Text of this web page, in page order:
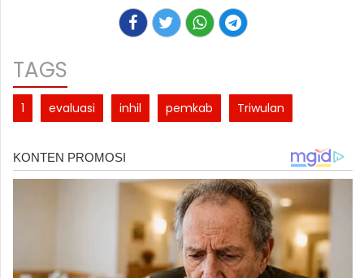
TAGS
1 evaluasi inhil pemkab Triwulan